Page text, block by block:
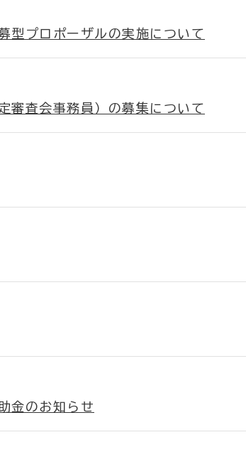
型プロポーザルの実施について
審査会事務員）の募集について
金のお知らせ